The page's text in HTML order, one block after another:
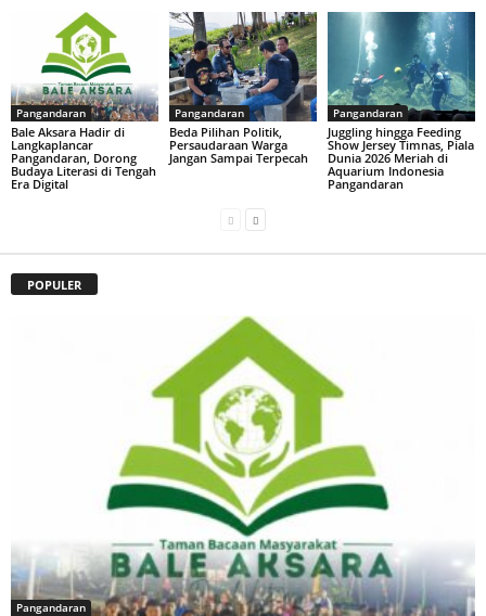
Pangandaran
Bale Aksara Hadir di
Langkaplancar
Pangandaran, Dorong
Budaya Literasi di Tengah
Era Digital
Pangandaran
Beda Pilihan Politik,
Persaudaraan Warga
Jangan Sampai Terpecah
Pangandaran
Juggling hingga Feeding
Show Jersey Timnas, Piala
Dunia 2026 Meriah di
Aquarium Indonesia
Pangandaran
POPULER
Pangandaran